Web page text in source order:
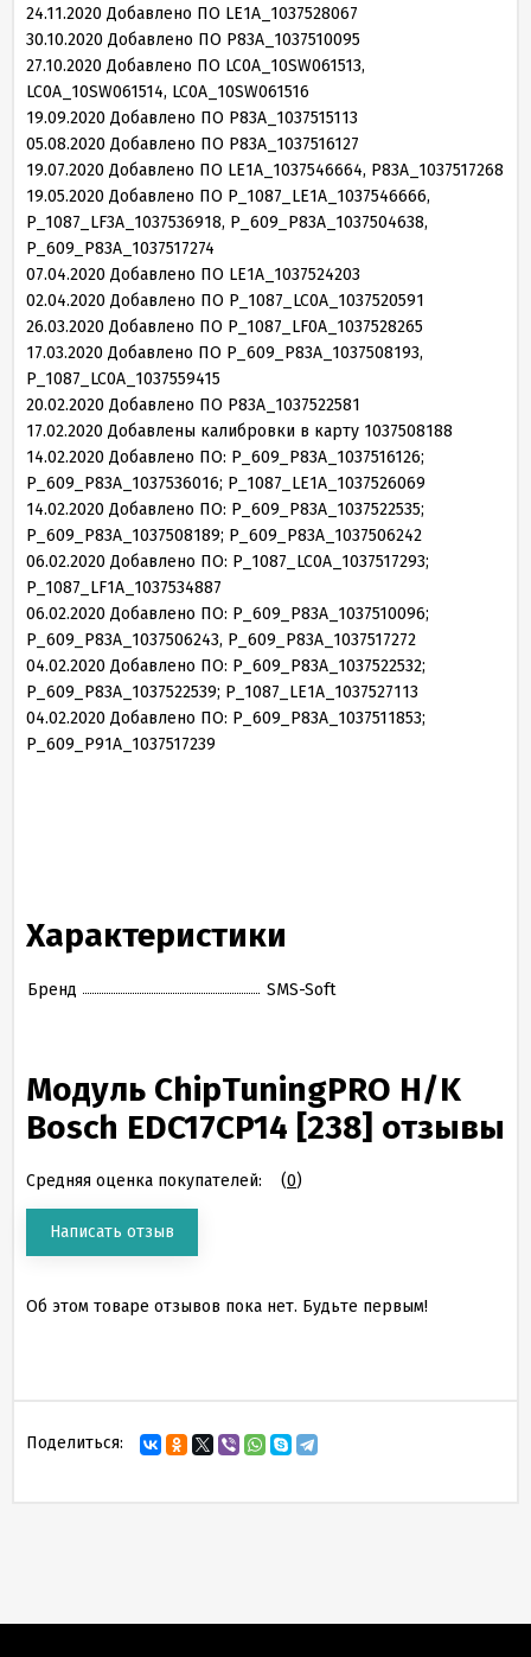
24.11.2020 Добавлено ПО LE1A_ 1037528067
30.10.2020 Добавлено ПО P83A_ 1037510095
27.10.2020 Добавлено ПО LC0A_ 10SW061513,
LC0A_ 10SW061514, LC0A_ 10SW061516
19.09.2020 Добавлено ПО P83A_ 1037515113
05.08.2020 Добавлено ПО P83A_ 1037516127
19.07.2020 Добавлено ПО LE1A_ 1037546664, P83A_ 1037517268
19.05.2020 Добавлено ПО P_ 1087 _LE1A_ 1037546666,
P_ 1087 _LF3A_ 1037536918, P_ 609 _P83A_ 1037504638,
P_ 609 _P83A_ 1037517274
07.04.2020 Добавлено ПО LE1A_ 1037524203
02.04.2020 Добавлено ПО P_ 1087 _LC0A_ 1037520591
26.03.2020 Добавлено ПО P_ 1087 _LF0A_ 1037528265
17.03.2020 Добавлено ПО P_ 609 _P83A_ 1037508193,
P_ 1087 _LC0A_ 1037559415
20.02.2020 Добавлено ПО P83A_ 1037522581
17.02.2020 Добавлены калибровки в карту 1037508188
14.02.2020 Добавлено ПО: P_ 609 _P83A_ 1037516126;
P_ 609 _P83A_ 1037536016; P_ 1087 _LE1A_ 1037526069
14.02.2020 Добавлено ПО: P_ 609 _P83A_ 1037522535;
P_ 609 _P83A_ 1037508189; P_ 609 _P83A_ 1037506242
06.02.2020 Добавлено ПО: P_ 1087 _LC0A_ 1037517293;
P_ 1087 _LF1A_ 1037534887
06.02.2020 Добавлено ПО: P_ 609 _P83A_ 1037510096;
P_ 609 _P83A_ 1037506243, P_ 609 _P83A_ 1037517272
04.02.2020 Добавлено ПО: P_ 609 _P83A_ 1037522532;
P_ 609 _P83A_ 1037522539; P_ 1087 _LE1A_ 1037527113
04.02.2020 Добавлено ПО: P_ 609 _P83A_ 1037511853;
P_ 609 _P91A_ 1037517239
Характеристики
Бренд SMS-Soft
Модуль ChipTuningPRO H/K
Bosch EDC17CP14 [238] отзывы
Средняя оценка покупателей: (0)
Написать отзыв
Об этом товаре отзывов пока нет. Будьте первым!
Поделиться: